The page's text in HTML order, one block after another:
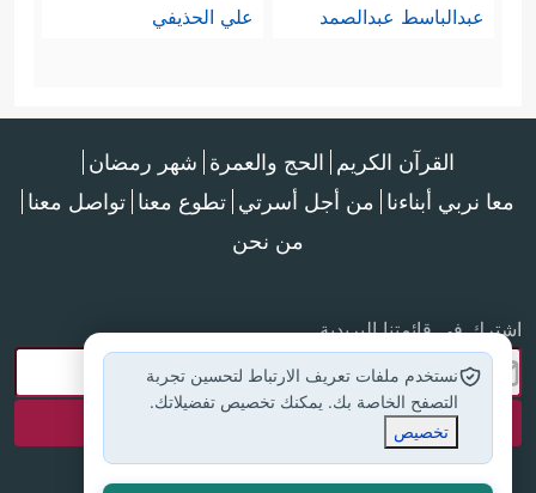
عبدالباسط عبدالصمد علي الحذيفي
القرآن الكريم الحج والعمرة شهر رمضان
معا نربي أبناءنا من أجل أسرتي تطوع معنا تواصل معنا
من نحن
اشترك في قائمتنا البريدية
نستخدم ملفات تعريف الارتباط لتحسين تجربة
التصفح الخاصة بك. يمكنك تخصيص تفضيلاتك.
تخصيص